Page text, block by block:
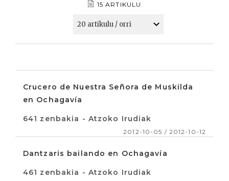
15 ARTIKULU
Crucero de Nuestra Señora de Muskilda
en Ochagavía
641 zenbakia - Atzoko Irudiak
2012-10-05 / 2012-10-12
Dantzaris bailando en Ochagavía
461 zenbakia - Atzoko Irudiak